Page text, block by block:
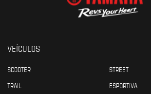
VEÍCULOS
SCOOTER
STREET
TRAIL
ESPORTIVA